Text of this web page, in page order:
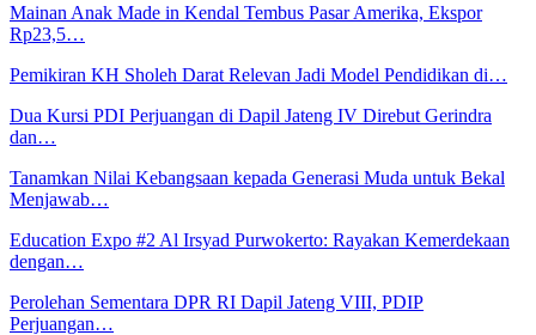
Mainan Anak Made in Kendal Tembus Pasar Amerika, Ekspor
Rp23,5…
Pemikiran KH Sholeh Darat Relevan Jadi Model Pendidikan di…
Dua Kursi PDI Perjuangan di Dapil Jateng IV Direbut Gerindra
dan…
Tanamkan Nilai Kebangsaan kepada Generasi Muda untuk Bekal
Menjawab…
Education Expo #2 Al Irsyad Purwokerto: Rayakan Kemerdekaan
dengan…
Perolehan Sementara DPR RI Dapil Jateng VIII, PDIP
Perjuangan…